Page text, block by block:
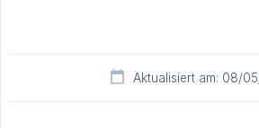
Aktualisiert am: 08/